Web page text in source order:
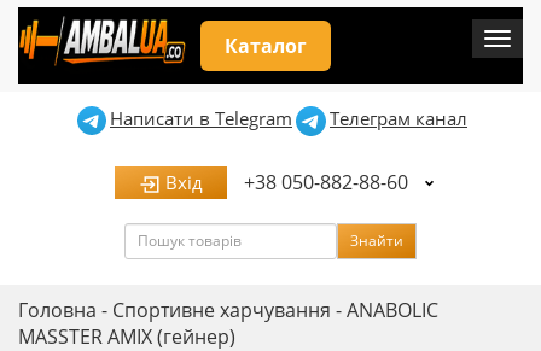
Каталог
Написати в Telegram Телеграм канал
Вхід +38 050-882-88-60
Пошук Знайти
Головна - Спортивне харчування -ANABOLIC
MASSTER AMIX (гейнер)